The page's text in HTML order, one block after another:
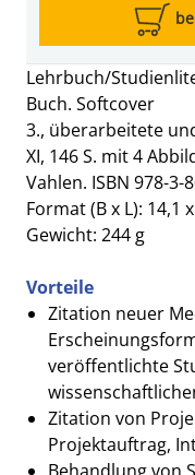
Lehrbuch/
Buch. Softcover
3., überarbeitete
XI, 146 S. mit 4
Vahlen. ISBN 978-3-
Format (B x L): 14,1
Gewicht: 244 g
Vorteile
Zitation neuer
veröffentlichte
Zitation von
Projektauftrag,
Behandlung von